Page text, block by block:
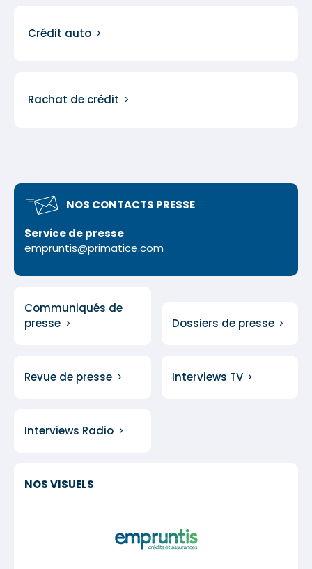
NOS CONTACTS PRESSE
Service de presse
empruntis@primatice.com
Communiqués de
presse
Dossiers de presse
Revue de presse Interviews TV
Interviews Radio
NOS VISUELS
Crédit auto
Rachat de crédit